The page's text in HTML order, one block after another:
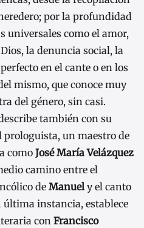
por la profundidad
universales como el amor,
la denuncia social, la
en el cante o en los
mismo, que conoce muy
del género, sin casi.
también con su
prologuista, un maestro de
como José María Velázquez
camino entre el
de Manuely el canto
última instancia, establece
conFrancisco